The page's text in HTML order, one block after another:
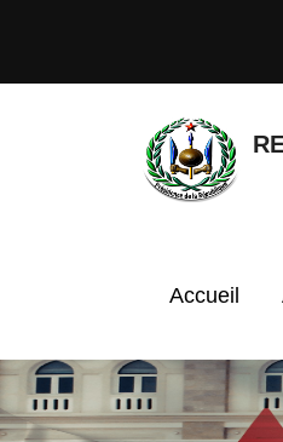
Accueil